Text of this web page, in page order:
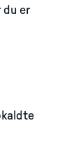
du er